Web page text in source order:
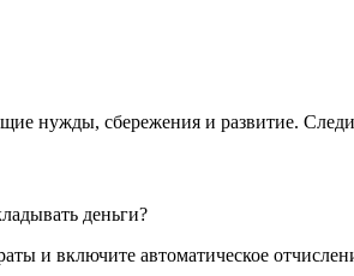
нужды, сбережения и развитие.
деньги?
и включите автоматическое